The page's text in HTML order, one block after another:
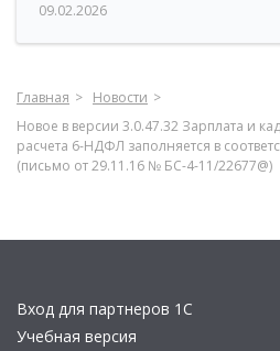
09.02.2026
Главная
Новости
Новое в версии 3.0.47.32 Зарплата и
расчета 6-НДФЛ заполняется в
(письмо от 29.11.16 № БС-4-11/22677@)
Вход для партнеров 1С
Учебная версия